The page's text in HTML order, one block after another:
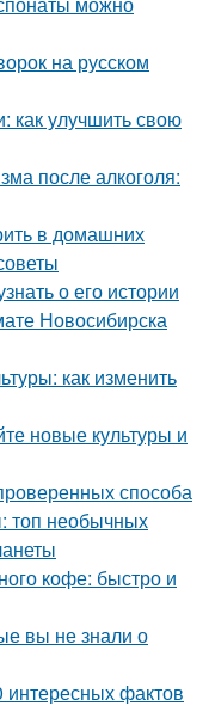
на русском
как улучшить свою
после алкоголя:
в домашних
о его истории
Новосибирска
как изменить
новые культуры и
способа
топ необычных
кофе: быстро и
вы не знали о
фактов